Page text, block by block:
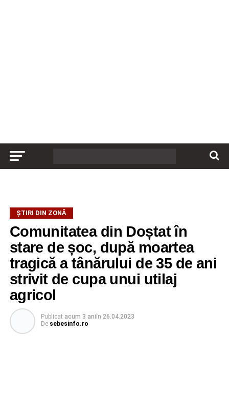
ȘTIRI DIN ZONĂ
Comunitatea din Doștat în
stare de șoc, după moartea
tragică a tânărului de 35 de ani
strivit de cupa unui utilaj
agricol
Publicat acum 3 aniîn 26.04.2023
De sebesinfo.ro